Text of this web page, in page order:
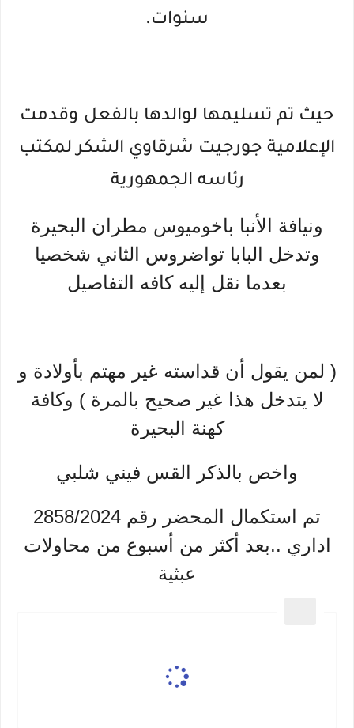
سنوات.
حيث تم تسليمها لوالدها بالفعل وقدمت
الإعلامية جورجيت شرقاوي الشكر لمكتب
رئاسه الجمهورية
ونيافة الأنبا باخوميوس مطران البحيرة
وتدخل البابا تواضروس الثاني شخصيا
بعدما نقل إليه كافه التفاصيل
( لمن يقول أن قداسته غير مهتم بأولادة و
لا يتدخل هذا غير صحيح بالمرة ) وكافة
كهنة البحيرة
واخص بالذكر القس فيني شلبي
تم استكمال المحضر رقم 2858/2024
اداري ..بعد أكثر من أسبوع من محاولات
عبثية